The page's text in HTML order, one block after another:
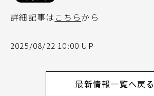
詳細記事は こちらから
2025/08/22 10:00 UP
最新情報一覧へ戻る